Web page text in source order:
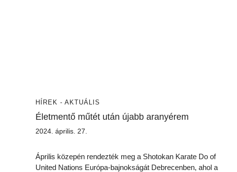
HÍREK - AKTUÁLIS
Életmentő műtét után újabb aranyérem
2024. április. 27.
Április közepén rendezték meg a Shotokan Karate Do of
United Nations Európa-bajnokságát Debrecenben, ahol a